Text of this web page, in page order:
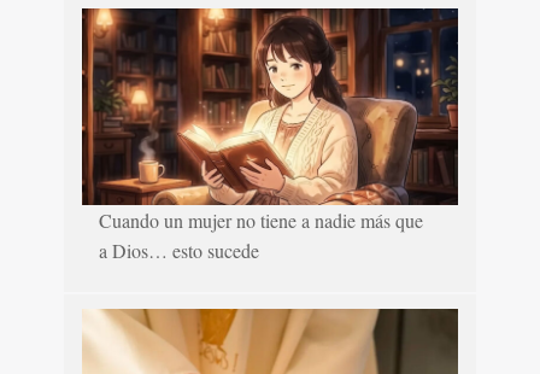
Cuando un mujer no tiene a nadie más que
a Dios… esto sucede